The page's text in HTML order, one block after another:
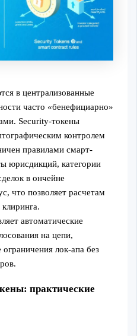
в централизованные
часто «бенефициарно»
Security-токены
контролем
правилами смарт-
юрисдикций, категории
в ончейне
что позволяет расчетам
автоматические
на цепи,
лок-апа без
практические